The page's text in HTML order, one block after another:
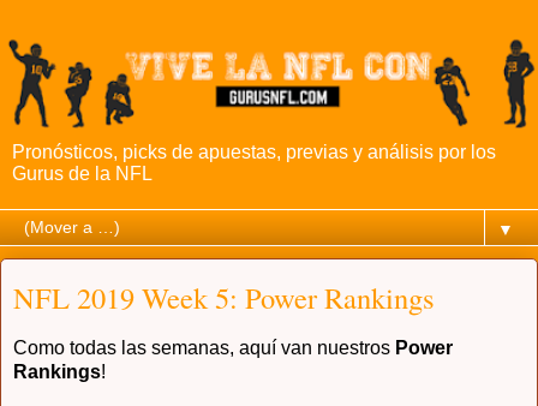
Pronósticos, picks de apuestas, previas y análisis por los
Gurus de la NFL
▼
NFL 2019 Week 5: Power Rankings
Como todas las semanas, aquí van nuestros Power
Rankings!